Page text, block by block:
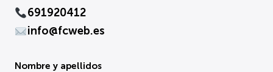
691920412
info@fcweb.es
Nombre y apellidos